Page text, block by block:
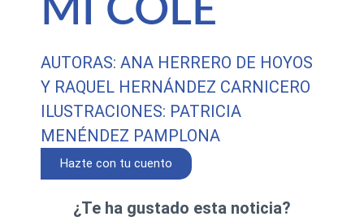
MI COLE
AUTORAS: ANA HERRERO DE HOYOS
Y RAQUEL HERNÁNDEZ CARNICERO
ILUSTRACIONES: PATRICIA
MENÉNDEZ PAMPLONA
Hazte con tu cuento
¿Te ha gustado esta noticia?